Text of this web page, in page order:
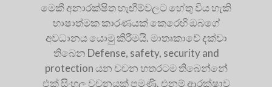
මෙකී අනාරක්ෂිත හැඟීම්වලට හේතු විය හැකි
භාෂාත්මක කාරණයක් කෙරෙහි ඔබගේ
අවධානය යොමු කිරීමයි. මාතෘකාවේ දක්වා
තිබෙන Defense, safety, security and
protection යන වචන හතරටම තිබෙන්නේ
එක් සිංහල වචනයක් පමණි. එනම් ආරක්ෂාව